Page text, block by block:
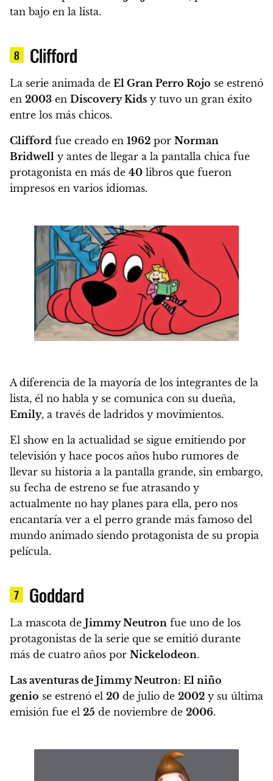
tan bajo en la lista.
8 Clifford
La serie animada de El Gran Perro Rojo se estrenó
en 2003 en Discovery Kids y tuvo un gran éxito
entre los más chicos.
Clifford fue creado en 1962 por Norman
Bridwell y antes de llegar a la pantalla chica fue
protagonista en más de 40 libros que fueron
impresos en varios idiomas.
A diferencia de la mayoría de los integrantes de la
lista, él no habla y se comunica con su dueña,
Emily, a través de ladridos y movimientos.
El show en la actualidad se sigue emitiendo por
televisión y hace pocos años hubo rumores de
llevar su historia a la pantalla grande, sin embargo,
su fecha de estreno se fue atrasando y
actualmente no hay planes para ella, pero nos
encantaría ver a el perro grande más famoso del
mundo animado siendo protagonista de su propia
película.
7 Goddard
La mascota de Jimmy Neutron fue uno de los
protagonistas de la serie que se emitió durante
más de cuatro años por Nickelodeon.
Las aventuras de Jimmy Neutron: El niño
genio se estrenó el 20 de julio de 2002 y su última
emisión fue el 25 de noviembre de 2006.